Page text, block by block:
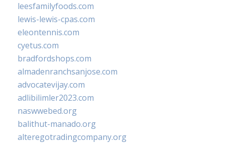
leesfamilyfoods.com
lewis-lewis-cpas.com
eleontennis.com
cyetus.com
bradfordshops.com
almadenranchsanjose.com
advocatevijay.com
adlibilimler2023.com
naswwebed.org
balithut-manado.org
alteregotradingcompany.org